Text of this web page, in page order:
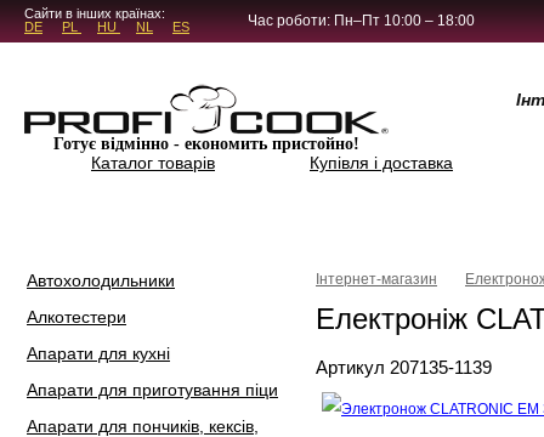
5.4.45Сайти в інших країнах:
DE
PL HU NL ES Час роботи: Пн–Пт 10:00 – 18:00
Готує відмінно - економить пристойно!
Каталог товарів Купівля і доставка
Автохолодильники
Алкотестери
Апарати для кухні
Апарати для приготування піци
Апарати для пончиків, кексів,
Інтернет-магазин
Електроніж
Артикул 207135-1139